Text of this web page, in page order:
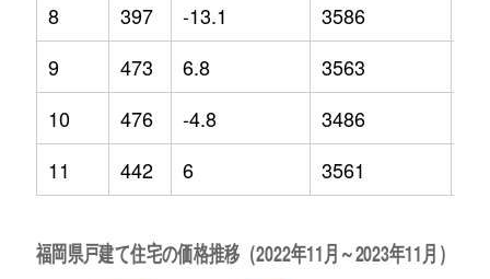
8
397 -13.1 3586
9
473 6.8 3563
10
476 -4.8 3486
11
442 6 3561